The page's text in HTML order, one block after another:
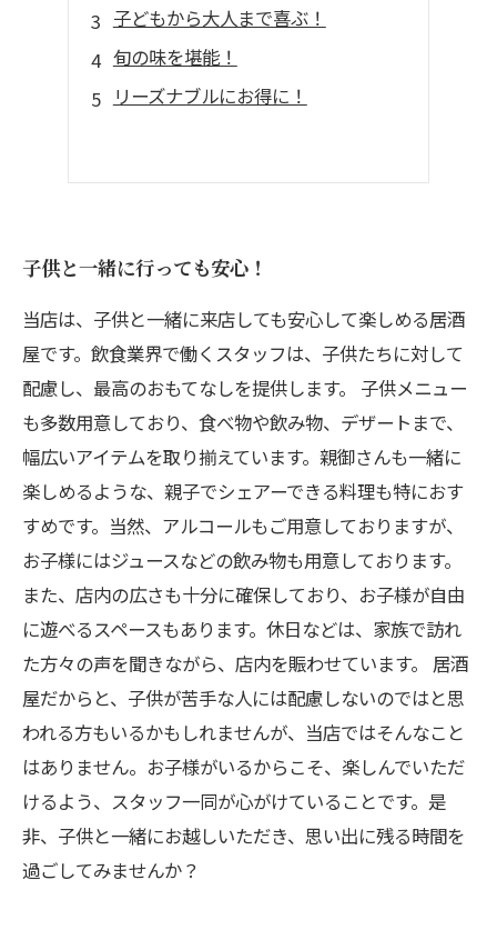
子どもから大人まで喜ぶ！
旬の味を堪能！
リーズナブルにお得に！
子供と一緒に行っても安心！
当店は、子供と一緒に来店しても安心して楽しめる居酒
屋です。飲食業界で働くスタッフは、子供たちに対して
配慮し、最高のおもてなしを提供します。 子供メニュー
も多数用意しており、食べ物や飲み物、デザートまで、
幅広いアイテムを取り揃えています。親御さんも一緒に
楽しめるような、親子でシェアーできる料理も特におす
すめです。当然、アルコールもご用意しておりますが、
お子様にはジュースなどの飲み物も用意しております。
また、店内の広さも十分に確保しており、お子様が自由
に遊べるスペースもあります。休日などは、家族で訪れ
た方々の声を聞きながら、店内を賑わせています。 居酒
屋だからと、子供が苦手な人には配慮しないのではと思
われる方もいるかもしれませんが、当店ではそんなこと
はありません。お子様がいるからこそ、楽しんでいただ
けるよう、スタッフ一同が心がけていることです。是
非、子供と一緒にお越しいただき、思い出に残る時間を
過ごしてみませんか？